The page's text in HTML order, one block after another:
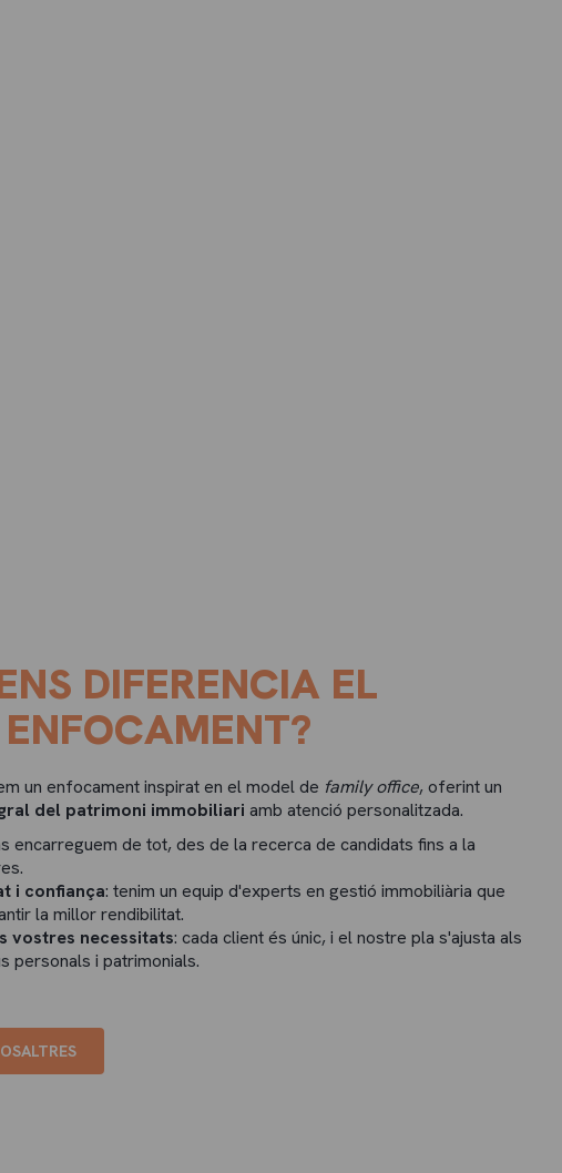
DIFERENCIA EL
un enfocament inspirat en el model de family office, oferint un
del patrimoni immobiliari amb atenció personalitzada.
encarreguem de tot, des de la recerca de candidats fins a la
i confiança: tenim un equip d'experts en gestió immobiliària que
la millor rendibilitat.
vostres necessitats: cada client és únic, i el nostre pla s'ajusta als
personals i patrimonials.